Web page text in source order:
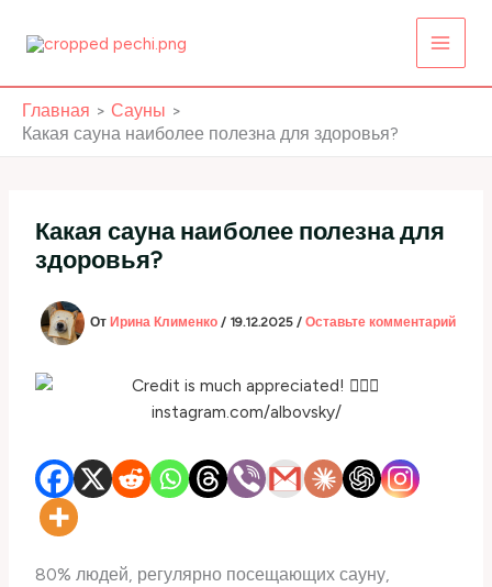
Главная
Сауны
Какая сауна наиболее полезна для здоровья?
Какая сауна наиболее полезна для
здоровья?
От Ирина Клименко/ 19.12.2025/Оставьте комментарий
80% людей, регулярно посещающих сауну,